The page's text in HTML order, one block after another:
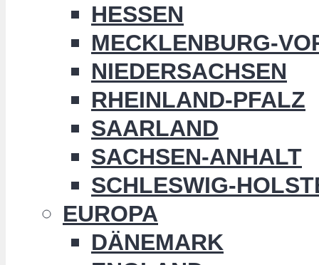
HESSEN
MECKLENBURG-
NIEDERSACHSEN
RHEINLAND-PFALZ
SAARLAND
SACHSEN-ANHALT
SCHLESWIG-
EUROPA
DÄNEMARK